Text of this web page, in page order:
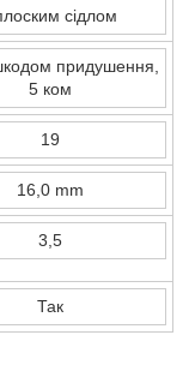
сідлом
придушення,
5 ком
19
16,0 mm
3,5
Так